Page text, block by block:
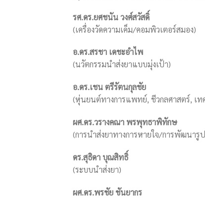
รศ.ดร.ยศชนัน วงศ์สวัสดิ์
(เครื่องวัดความเค็ม/คอมพิวเตอร์สมอง)
อ.ดร.สรชา เดชะอำไพ
(นวัตกรรมนำส่งยาแบบมุ่งเป้า)
อ.ดร.เชน ตรีรัตนกุลชัย
(หุ่นยนต์ทางการแพทย์, ชีวกลศาสตร์, เท
ผศ.ดร.วรางคณา พรพุทธาพิทักษ
(การนำส่งยาทางการหายใจ/การพัฒนารู
ดร.สุธิดา บุณสิทธิ์
(ระบบนำส่งยา)
ผศ.ดร.พรชัย ชันยากร